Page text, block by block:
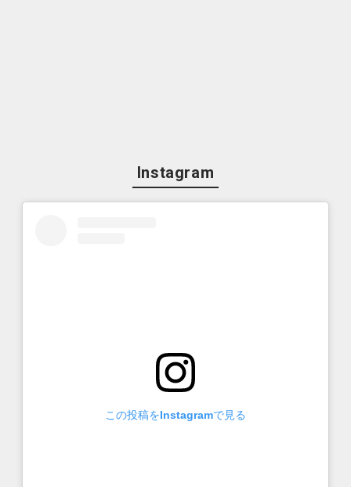
Instagram
この投稿をInstagramで見る